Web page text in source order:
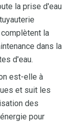
la prise d'eau
la
dans la
d'eau.
est-elle à
et suit les
des
pour